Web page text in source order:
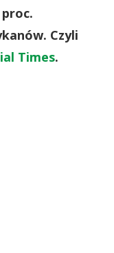
Czyli
Times.